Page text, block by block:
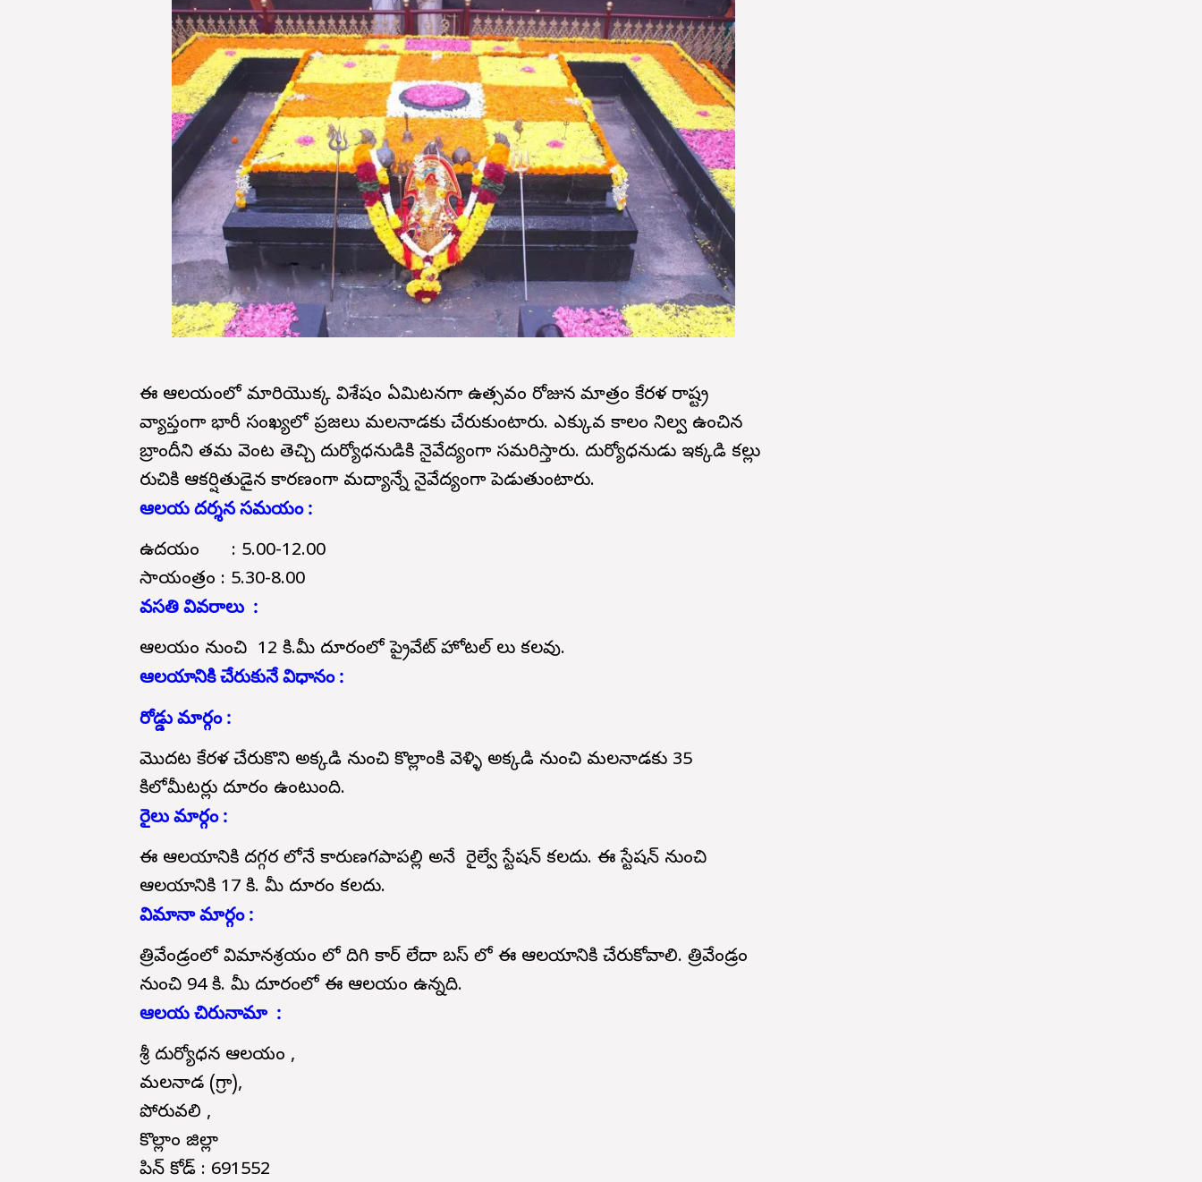
ఈ ఆలయంలో మారియొక్క విశేషం ఏమిటనగా ఉత్సవం రోజున మాత్రం కేరళ రాష్ట్ర
వ్యాప్తంగా భారీ సంఖ్యలో ప్రజలు మలనాడకు చేరుకుంటారు. ఎక్కువ కాలం నిల్వ ఉంచిన
బ్రాందీని తమ వెంట తెచ్చి దుర్యోధనుడికి నైవేద్యంగా సమర్పిస్తారు. దుర్యోధనుడు ఇక్కడి కల్లు
రుచికి ఆకర్షితుడైన కారణంగా మద్యాన్నే నైవేద్యంగా పెడుతుంటారు.
ఆలయ దర్శన సమయం :
ఉదయం : 5.00-12.00
సాయంత్రం : 5.30-8.00
వసతి వివరాలు :
ఆలయం నుంచి 12 కి.మీ దూరంలో ప్రైవేట్ హోటల్ లు కలవు.
ఆలయానికి చేరుకునే విధానం :
రోడ్డు మార్గం :
మొదట కేరళ చేరుకొని అక్కడి నుంచి కొల్లాంకి వెళ్ళి అక్కడి నుంచి మలనాడకు 35
కిలోమీటర్లు దూరం ఉంటుంది.
రైలు మార్గం :
ఈ ఆలయానికి దగ్గర లోనే కారుణగపాపల్లి అనే రైల్వే స్టేషన్ కలదు. ఈ స్టేషన్ నుంచి
ఆలయానికి 17 కి. మీ దూరం కలదు.
విమానా మార్గం :
త్రివేండ్రంలో విమానశ్రయం లో దిగి కార్ లేదా బస్ లో ఈ ఆలయానికి చేరుకోవాలి. త్రివేండ్రం
నుంచి 94 కి. మీ దూరంలో ఈ ఆలయం ఉన్నది.
ఆలయ చిరునామా :
శ్రీ దుర్యోధన ఆలయం ,
మలనాడ (గ్రా),
పోరువలి ,
కొల్లాం జిల్లా
పిన్ కోడ్ : 691552